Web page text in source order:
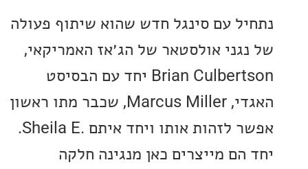
עם סינגל חדש שהוא שיתוף פעולה
אולסטאר של הג׳אז האמריקאי,
Brian Culbertson יחד עם הבסיסט
האגדי, Marcus Miller, שכבר מתו ראשון
אפשר לזהות אותו ויחד איתם .Sheila E.
מייצרים כאן מנגינה חלקה